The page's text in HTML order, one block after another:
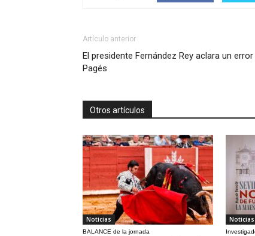
Artículo anterior
El presidente Fernández Rey aclara un error
Pagés
Otros artículos
Noticias
BALANCE de la jornada
Noticias